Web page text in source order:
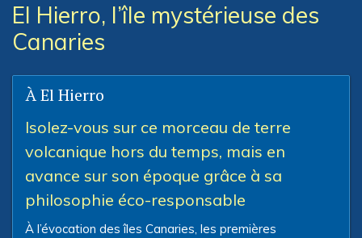
El Hierro, l’île mystérieuse des
Canaries
À El Hierro
Isolez-vous sur ce morceau de terre
volcanique hors du temps, mais en
avance sur son époque grâce à sa
philosophie éco-responsable
À l’évocation des îles Canaries, les premières